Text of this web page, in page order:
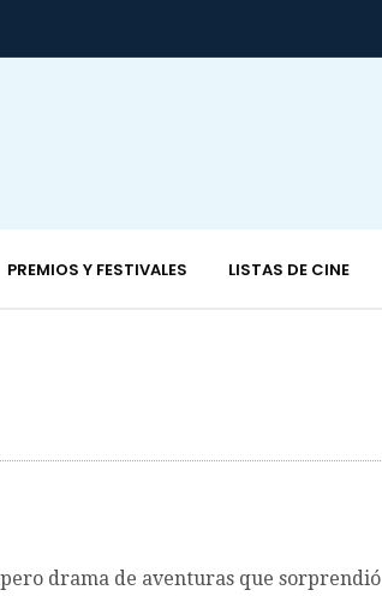
PREMIOS Y FESTIVALES LISTAS DE CINE
drama de aventuras que sorprendió